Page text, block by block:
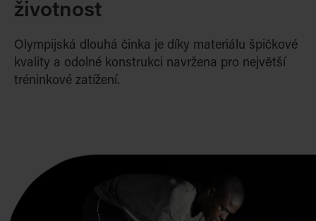
životnost
Olympijská dlouhá činka je díky materiálu špičkové
kvality a odolné konstrukci navržena pro největší
tréninkové zatížení.